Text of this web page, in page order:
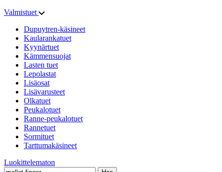
Valmistuet
Dupuytren-käsineet
Kaularankatuet
Kyynärtuet
Kämmensuojat
Lasten tuet
Lepolastat
Lisäosat
Lisävarusteet
Olkatuet
Peukalotuet
Ranne-peukalotuet
Rannetuet
Sormituet
Tarttumakäsineet
Luokittelematon